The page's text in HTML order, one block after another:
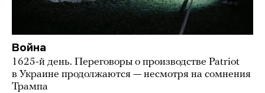
Война
1625-й день. Переговоры о производстве Patriot
в Украине продолжаются — несмотря на сомнения
Трампа